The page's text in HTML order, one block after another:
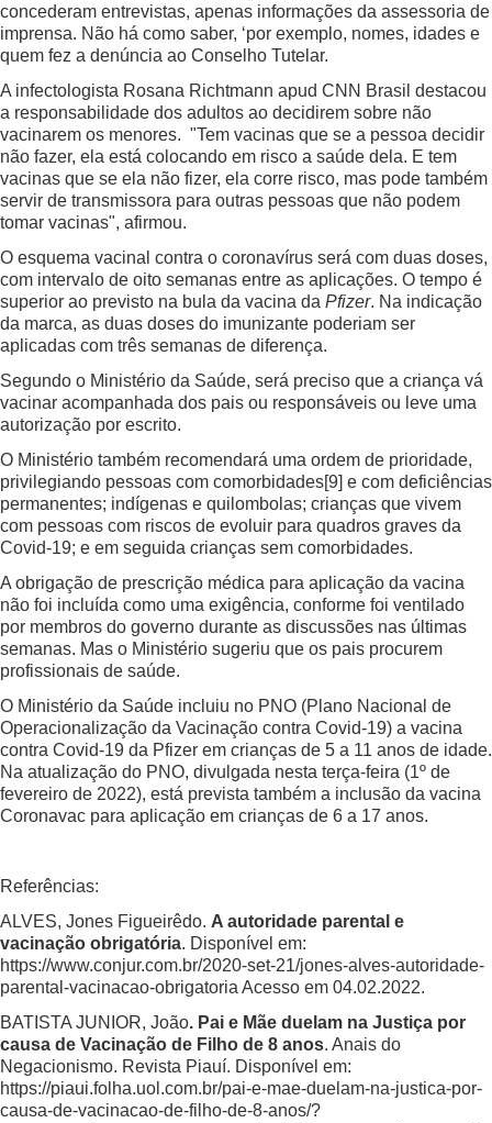
concederam entrevistas, apenas informações da assessoria de
imprensa. Não há como saber, ‘por exemplo, nomes, idades e
quem fez a denúncia ao Conselho Tutelar.
A infectologista Rosana Richtmann apud CNN Brasil destacou
a responsabilidade dos adultos ao decidirem sobre não
vacinarem os menores. "Tem vacinas que se a pessoa decidir
não fazer, ela está colocando em risco a saúde dela. E tem
vacinas que se ela não fizer, ela corre risco, mas pode também
servir de transmissora para outras pessoas que não podem
tomar vacinas", afirmou.
O esquema vacinal contra o coronavírus será com duas doses,
com intervalo de oito semanas entre as aplicações. O tempo é
superior ao previsto na bula da vacina da Pfizer. Na indicação
da marca, as duas doses do imunizante poderiam ser
aplicadas com três semanas de diferença.
Segundo o Ministério da Saúde, será preciso que a criança vá
vacinar acompanhada dos pais ou responsáveis ou leve uma
autorização por escrito.
O Ministério também recomendará uma ordem de prioridade,
privilegiando pessoas com comorbidades[9] e com deficiências
permanentes; indígenas e quilombolas; crianças que vivem
com pessoas com riscos de evoluir para quadros graves da
Covid-19; e em seguida crianças sem comorbidades.
A obrigação de prescrição médica para aplicação da vacina
não foi incluída como uma exigência, conforme foi ventilado
por membros do governo durante as discussões nas últimas
semanas. Mas o Ministério sugeriu que os pais procurem
profissionais de saúde.
O Ministério da Saúde incluiu no PNO (Plano Nacional de
Operacionalização da Vacinação contra Covid-19) a vacina
contra Covid-19 da Pfizer em crianças de 5 a 11 anos de idade.
Na atualização do PNO, divulgada nesta terça-feira (1º de
fevereiro de 2022), está prevista também a inclusão da vacina
Coronavac para aplicação em crianças de 6 a 17 anos.
Referências:
ALVES, Jones Figueirêdo. A autoridade parental e
vacinação obrigatória. Disponível em:
https://www.conjur.com.br/2020-set-21/jones-alves-autoridade-
parental-vacinacao-obrigatoria Acesso em 04.02.2022.
BATISTA JUNIOR, João. Pai e Mãe duelam na Justiça por
causa de Vacinação de Filho de 8 anos. Anais do
Negacionismo. Revista Piauí. Disponível em:
https://piaui.folha.uol.com.br/pai-e-mae-duelam-na-justica-por-
causa-de-vacinacao-de-filho-de-8-anos/?